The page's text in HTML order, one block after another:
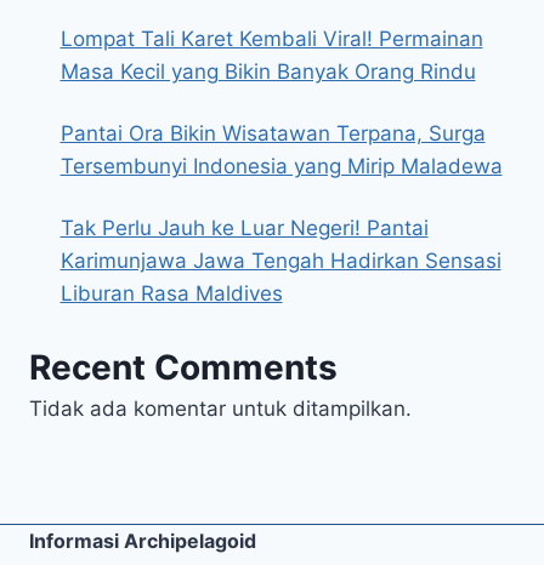
Lompat Tali Karet Kembali Viral! Permainan
Masa Kecil yang Bikin Banyak Orang Rindu
Pantai Ora Bikin Wisatawan Terpana, Surga
Tersembunyi Indonesia yang Mirip Maladewa
Tak Perlu Jauh ke Luar Negeri! Pantai
Karimunjawa Jawa Tengah Hadirkan Sensasi
Liburan Rasa Maldives
Recent Comments
Tidak ada komentar untuk ditampilkan.
Informasi Archipelagoid